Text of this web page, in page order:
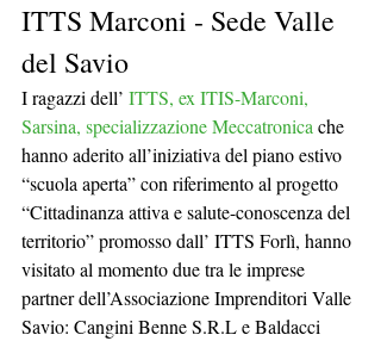
ITTS Marconi - Sede Valle
del Savio
I ragazzi dell’ ITTS, ex ITIS-Marconi,
Sarsina, specializzazione Meccatronica che
hanno aderito all’iniziativa del piano estivo
“scuola aperta” con riferimento al progetto
“Cittadinanza attiva e salute-conoscenza del
territorio” promosso dall’ ITTS Forlì, hanno
visitato al momento due tra le imprese
partner dell’Associazione Imprenditori Valle
Savio: Cangini Benne S.R.L e Baldacci